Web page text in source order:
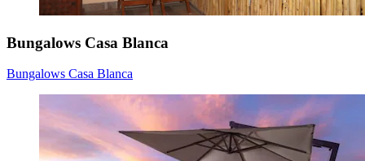
Bungalows Casa Blanca
Bungalows Casa Blanca